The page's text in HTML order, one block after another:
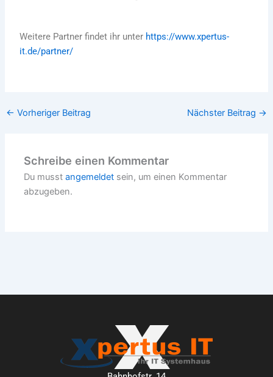
Weitere Partner findet ihr unter https://www.xpertus-
it.de/partner/
← Vorheriger Beitrag Nächster Beitrag →
Schreibe einen Kommentar
Du musstangemeldet sein, um einen Kommentar
abzugeben.